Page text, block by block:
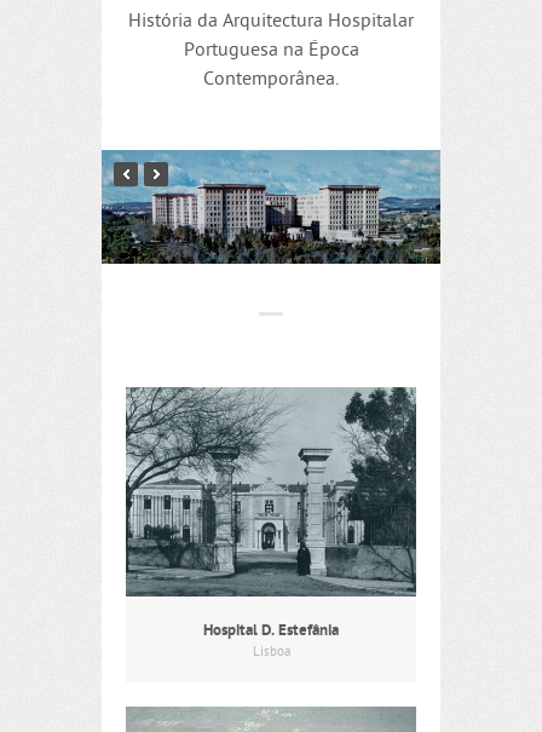
História da Arquitectura Hospitalar
Portuguesa na Época
Contemporânea.
Hospital D. Estefânia
Lisboa